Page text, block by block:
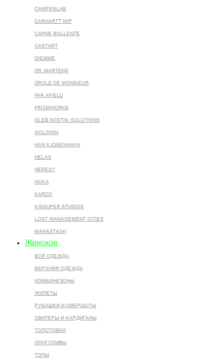
CAMPERLAB
CARHARTT WIP
CARNE BOLLENTE
CASTART
DIEMME
DR. MARTENS
DROLE DE MONSIEUR
FAR AFIELD
FRIZMWORKS
GLEB KOSTIN .SOLUTIONS
GOLDWIN
HAN KJOBENHAVN
HELAS
HERESY
HOKA
KARDO
KIDSUPER STUDIOS
LOST MANAGEMENT CITIES
MANASTASH
Женское
ВСЯ ОДЕЖДА
ВЕРХНЯЯ ОДЕЖДА
КОМБИНЕЗОНЫ
ЖИЛЕТЫ
РУБАШКИ И ОВЕРШОТЫ
СВИТЕРЫ И КАРДИГАНЫ
ТОЛСТОВКИ
ЛОНГСЛИВЫ
ТОПЫ